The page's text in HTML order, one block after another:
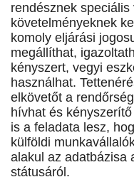
rendésznek speciális
követelményeknek
komoly eljárási
megállíthat,
kényszert, vegyi
használhat.
elkövetőt a
hívhat és
is a feladata lesz,
külföldi
alakul az adatbázisa
státusáról.